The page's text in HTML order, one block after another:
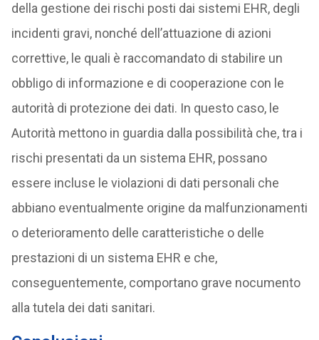
della gestione dei rischi posti dai sistemi EHR, degli
incidenti gravi, nonché dell’attuazione di azioni
correttive, le quali è raccomandato di stabilire un
obbligo di informazione e di cooperazione con le
autorità di protezione dei dati. In questo caso, le
Autorità mettono in guardia dalla possibilità che, tra i
rischi presentati da un sistema EHR, possano
essere incluse le violazioni di dati personali che
abbiano eventualmente origine da malfunzionamenti
o deterioramento delle caratteristiche o delle
prestazioni di un sistema EHR e che,
conseguentemente, comportano grave nocumento
alla tutela dei dati sanitari.